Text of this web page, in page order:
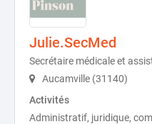
Julie.SecMed
Secrétaire médicale et
Aucamville (31140)
Activités
Administratif, juridique,